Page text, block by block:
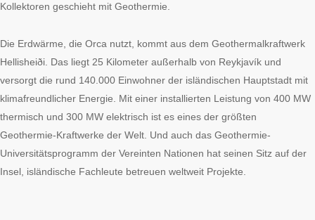
Kollektoren geschieht mit Geothermie.
Die Erdwärme, die Orca nutzt, kommt aus dem Geothermalkraftwerk
Hellisheiði. Das liegt 25 Kilometer außerhalb von Reykjavík und
versorgt die rund 140.000 Einwohner der isländischen Hauptstadt mit
klimafreundlicher Energie. Mit einer installierten Leistung von 400 MW
thermisch und 300 MW elektrisch ist es eines der größten
Geothermie-Kraftwerke der Welt. Und auch das Geothermie-
Universitätsprogramm der Vereinten Nationen hat seinen Sitz auf der
Insel, isländische Fachleute betreuen weltweit Projekte.